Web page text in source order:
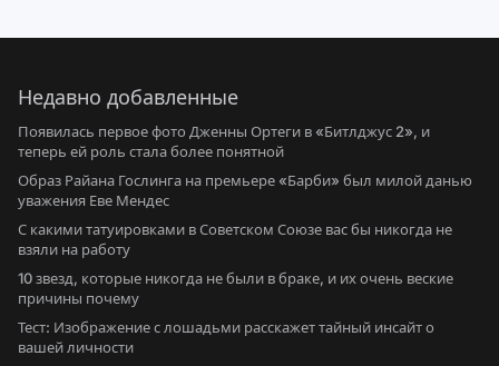
Недавно добавленные
Появилась первое фото Дженны Ортеги в «Битлджус 2», и
теперь ей роль стала более понятной
Образ Райана Гослинга на премьере «Барби» был милой данью
уважения Еве Мендес
С какими татуировками в Советском Союзе вас бы никогда не
взяли на работу
10 звезд, которые никогда не были в браке, и их очень веские
причины почему
Тест: Изображение с лошадьми расскажет тайный инсайт о
вашей личности